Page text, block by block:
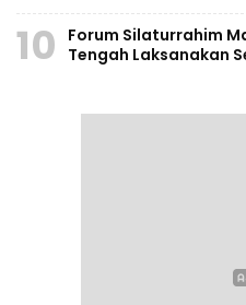
10
Forum Silaturrahim
Tengah Laksanakan